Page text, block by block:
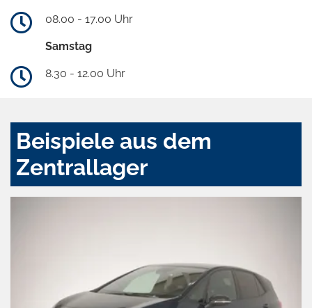
08.00 - 17.00 Uhr
Samstag
8.30 - 12.00 Uhr
Beispiele aus dem
Zentrallager